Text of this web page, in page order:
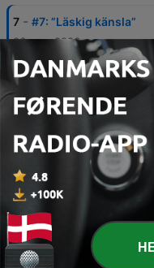
7 - #7: ”Läskig känsla”
06 aug. 2026
6 - #6: Här kan NIK
#5: "Jag åker inte
25 jun. 2026
4 - #4: ”Man ska surra
03 jun. 2026
3 - #3: ”Från bira till
21 maj 2026